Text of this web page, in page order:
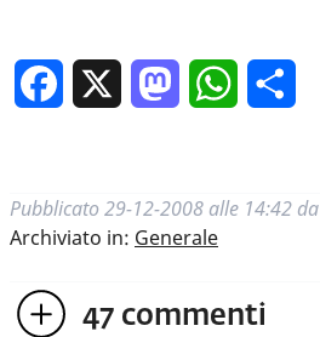
Facebook MastodonWhatsApp
Pubblicato 29-12-2008 alle 14:42 da
Archiviato in: Generale
47 commenti